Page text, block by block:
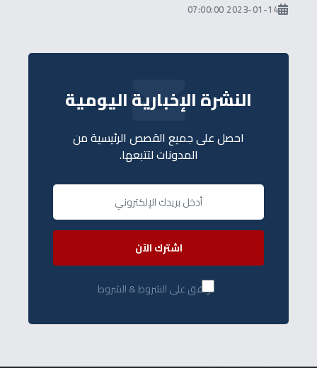
2023-01-14 07:00:00
النشرة الإخبارية اليومية
احصل على جميع القصص الرئيسية من
المدونات لتتبعها.
اشترك الآن
أوافق على الشروط & الشروط